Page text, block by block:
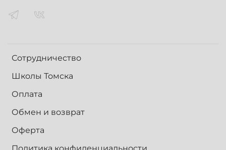
Сотрудничество
Школы Томска
Оплата
Обмен и возврат
Оферта